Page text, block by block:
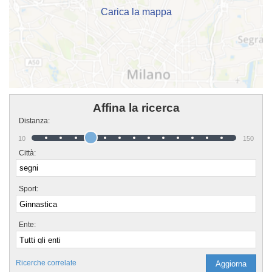
Carica la mappa
Affina la ricerca
Distanza:
10 150
Città:
Sport:
Ente:
Ricerche correlate